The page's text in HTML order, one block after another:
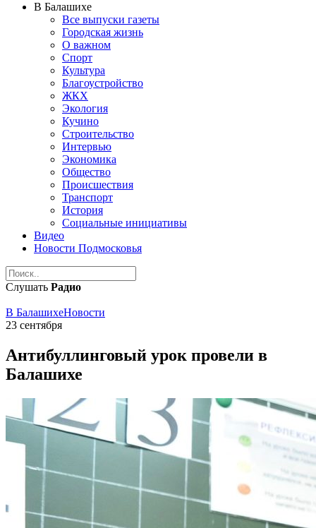
В Балашихе
Все выпуски газеты
Городская жизнь
О важном
Спорт
Культура
Благоустройство
ЖКХ
Экология
Кучино
Строительство
Интервью
Экономика
Общество
Происшествия
Транспорт
История
Социальные инициативы
Видео
Новости Подмосковья
Слушать Радио
В БалашихеНовости
23 сентября
Антибуллинговый урок провели в
Балашихе